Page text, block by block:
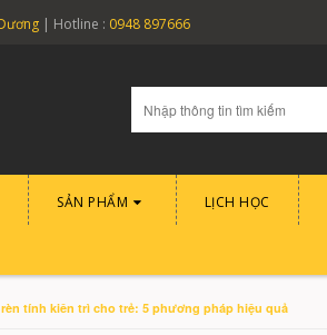
| Hotline : 0948 897666
SẢN PHẨM LỊCH HỌC
tính kiên trì cho trẻ: 5 phương pháp hiệu quả